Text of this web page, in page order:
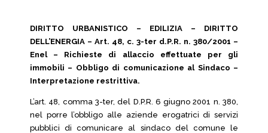
DIRITTO URBANISTICO – EDILIZIA – DIRITTO
DELL’ENERGIA – Art. 48, c. 3-ter d.P.R. n. 380/2001 –
Enel – Richieste di allaccio effettuate per gli
immobili – Obbligo di comunicazione al Sindaco –
Interpretazione restrittiva.
L’art. 48, comma 3-ter, del D.P.R. 6 giugno 2001 n. 380,
nel porre l’obbligo alle aziende erogatrici di servizi
pubblici di comunicare al sindaco del comune le